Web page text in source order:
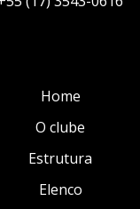
Home
O clube
Estrutura
Elenco